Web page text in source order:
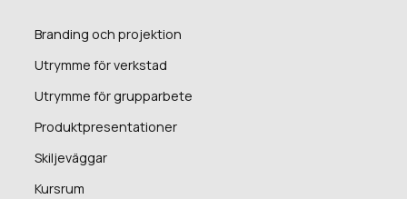
Branding och projektion
Utrymme för verkstad
Utrymme för grupparbete
Produktpresentationer
Skiljeväggar
Kursrum